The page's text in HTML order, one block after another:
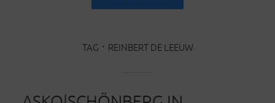
TAG REINBERT DE LEEUW